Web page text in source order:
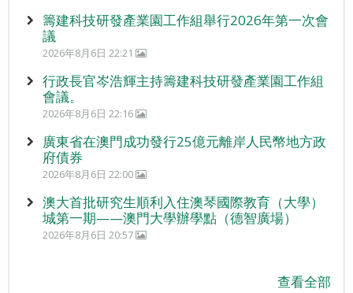
籌建科技研發產業園工作組舉行2026年第一次會
議
2026年8月6日 22:21
行政長官岑浩輝主持籌建科技研發產業園工作組
會議。
2026年8月6日 22:16
廣東省在澳門成功發行25億元離岸人民幣地方政
府債券
2026年8月6日 22:00
澳大首批研究生順利入住澳琴國際教育（大學）
城第一期——澳門大學辦學點（德智廣場）
2026年8月6日 20:57
查看全部